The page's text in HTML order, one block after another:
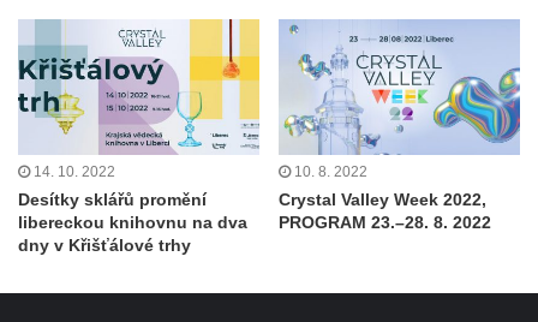
14. 10. 2022
Desítky sklářů promění
libereckou knihovnu na dva
dny v Křišťálové trhy
10. 8. 2022
Crystal Valley Week 2022,
PROGRAM 23.–28. 8. 2022